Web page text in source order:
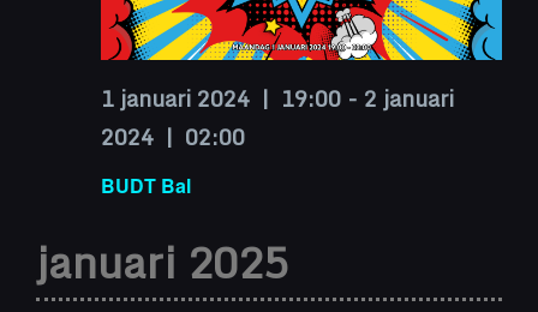
BUDT Bal
1 januari 2024 | 19:00 - 2 januari
2024 | 02:00
januari 2025